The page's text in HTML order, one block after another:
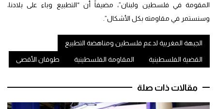
المقومة في فلسطين ولبنان”، مضيفاً أن “التطبيع وباء على بلادنا،
وسنستمر في مقاومته بكل الأشكال”.
الجبهة المغربية لدعم فلسطين ومناهضة التطبيع
القضية الفلسطينية المقاومة الفلسطينية طوفان الأقصى
مقالات ذات صلة